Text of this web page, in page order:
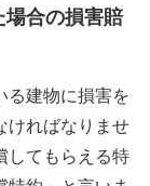
場合の損害賠
る建物に損害を
ければなりませ
してもらえる特